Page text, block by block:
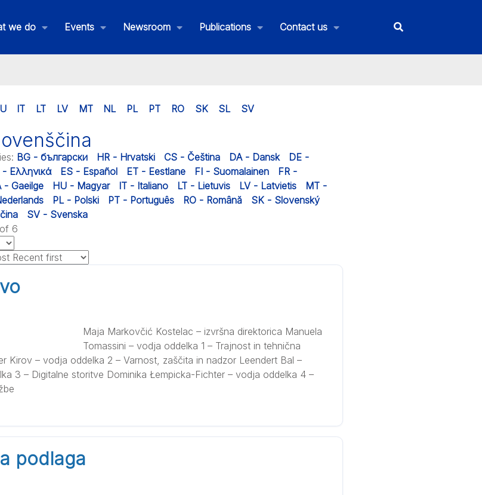
we do Events Newsroom Publications Contact us
IT LT LV MT NL PL PT RO SK SL SV
: BG - български HR - Hrvatski CS - Čeština DA - Dansk
DE -
- Ελληνικά ES - Español ET - Eestlane FI - Suomalainen
FR -
- Gaeilge HU - Magyar IT - Italiano LT - Lietuvis LV - Latvietis
MT -
PL - Polski PT - Português RO - Română
SK - Slovenský
SV - Svenska
6
Maja Markovčić Kostelac – izvršna direktorica Manuela
Tomassini – vodja oddelka 1 – Trajnost in tehnična
Kirov – vodja oddelka 2 – Varnost, zaščita in nadzor Leendert Bal –
3 – Digitalne storitve Dominika Łempicka-Fichter – vodja oddelka 4 –
podlaga